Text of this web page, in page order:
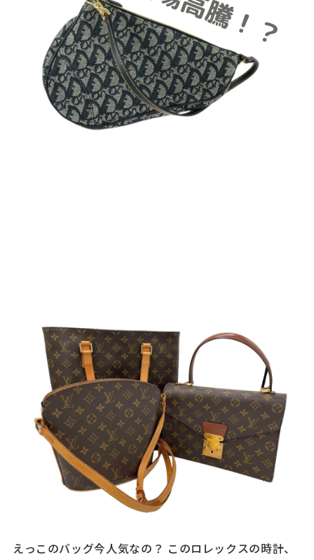
えっこのバッグ今人気なの？ このロレックスの時計、